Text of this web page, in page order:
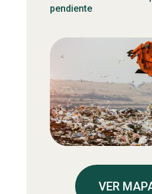
pendiente
VER